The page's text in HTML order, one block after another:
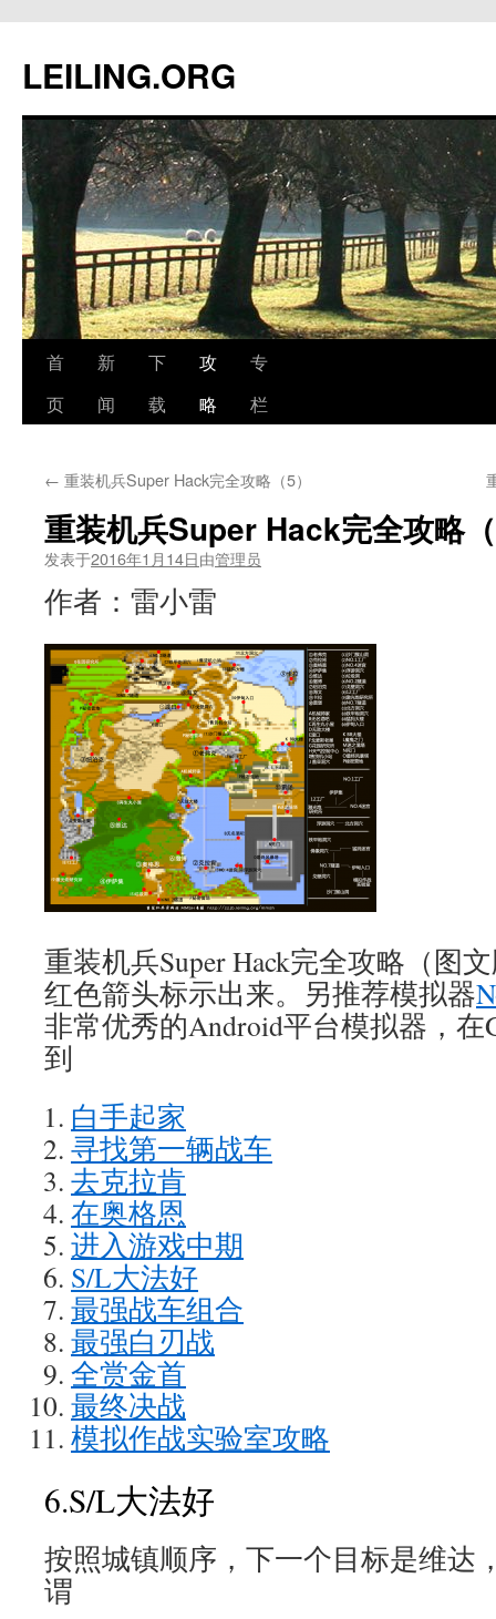
文
LEILING.ORG
首
页
新
闻
下
载
攻
略
专
栏
← 重装机兵Super Hack完全攻略（5）
重装机兵Super Hack完全攻略
发表于2016年1月14日由管理员
作者：雷小雷
重装机兵Super Hack完全攻略（图
红色箭头标示出来。另推荐模拟器
非常优秀的Android平台模拟器，在
到
白手起家
寻找第一辆战车
去克拉肯
在奥格恩
进入游戏中期
S/L大法好
最强战车组合
最强白刃战
全赏金首
最终决战
模拟作战实验室攻略
6.S/L大法好
按照城镇顺序，下一个目标是维达
谓